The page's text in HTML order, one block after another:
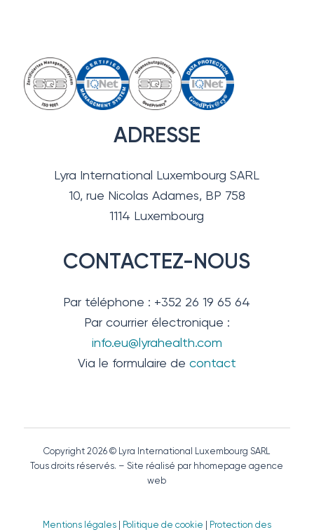
ADRESSE
Lyra International Luxembourg SARL
10, rue Nicolas Adames, BP 758
1114 Luxembourg
CONTACTEZ-NOUS
Par téléphone : +352 26 19 65 64
Par courrier électronique :
info.eu@lyrahealth.com
Via le formulaire de contact
Copyright 2026 © Lyra International Luxembourg SARL
Tous droits réservés. – Site réalisé par hhomepage agence
web
Mentions légales| Politique de cookie Protection des